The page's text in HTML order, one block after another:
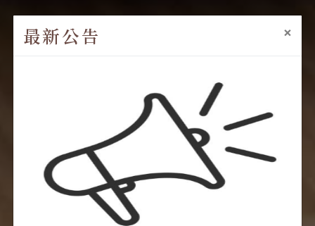
最新公告 ×